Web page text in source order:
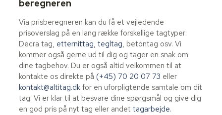
beregneren
Via prisberegneren kan du få et vejledende
prisoverslag på en lang række forskellige tagtyper:
Decra tag, etternittag, tegltag, betontag osv. Vi
kommer også gerne ud til dig og tager en snak om
dine tagbehov. Du er også altid velkommen til at
kontakte os direkte på (+45) 70 20 07 73 eller
kontakt@altitag.dk for en uforpligtende samtale om dit
tag. Vi er klar til at besvare dine spørgsmål og give dig
en god pris på nyt tag eller andet tagarbejde.